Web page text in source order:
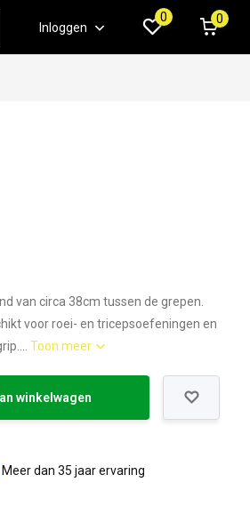
Inloggen
0 0
van circa 38cm tussen de grepen.
voor roei- en tricepsoefeningen en
Toon meer
winkelwagen
Meer dan 35 jaar ervaring